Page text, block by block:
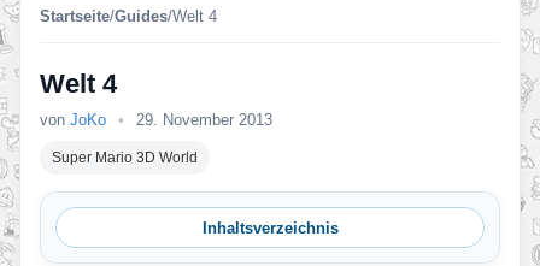
Startseite/Guides/Welt 4
Welt 4
von JoKo • 29. November 2013
Super Mario 3D World
Inhaltsverzeichnis